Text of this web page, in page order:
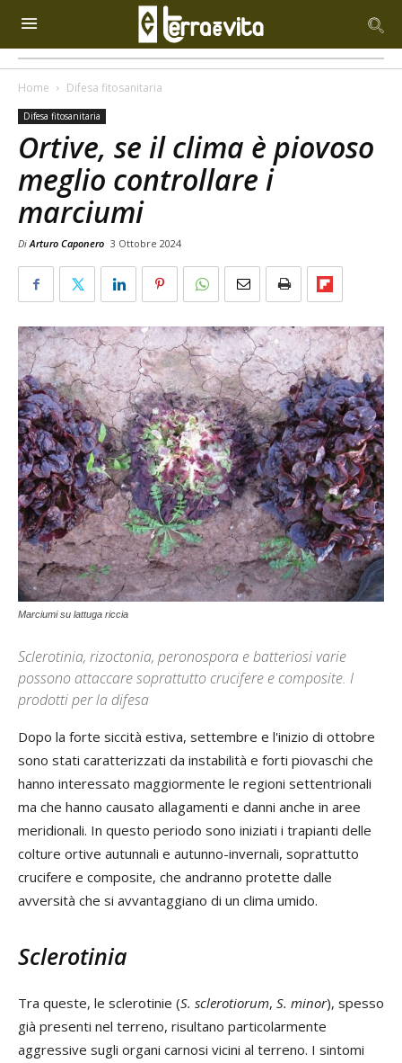
Home Difesa fitosanitaria
Difesa fitosanitaria
Ortive, se il clima è piovoso
meglio controllare i
marciumi
DiArturo Caponero 3 Ottobre 2024
Marciumi su lattuga riccia
Sclerotinia, rizoctonia, peronospora e batteriosi varie
possono attaccare soprattutto crucifere e composite. I
prodotti per la difesa
Dopo la forte siccità estiva, settembre e l'inizio di ottobre
sono stati caratterizzati da instabilità e forti piovaschi che
hanno interessato maggiormente le regioni settentrionali
ma che hanno causato allagamenti e danni anche in aree
meridionali. In questo periodo sono iniziati i trapianti delle
colture ortive autunnali e autunno-invernali, soprattutto
crucifere e composite, che andranno protette dalle
avversità che si avvantaggiano di un clima umido.
Sclerotinia
Tra queste, le sclerotinie (S. sclerotiorum, S. minor), spesso
già presenti nel terreno, risultano particolarmente
aggressive sugli organi carnosi vicini al terreno. I sintomi